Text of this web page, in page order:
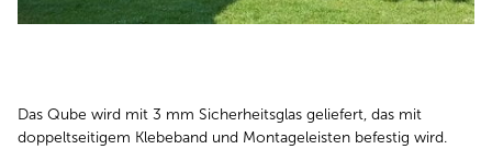
Das Qube wird mit 3 mm Sicherheitsglas geliefert, das mit
doppeltseitigem Klebeband und Montageleisten befestig wird.